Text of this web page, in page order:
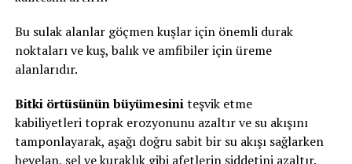
Bu sulak alanlar göçmen kuşlar için önemli durak
noktaları ve kuş, balık ve amfibiler için üreme
alanlarıdır.
Bitki örtüsünün büyümesiniteşvik etme
kabiliyetleri toprak erozyonunu azaltır ve su akışını
tamponlayarak, aşağı doğru sabit bir su akışı sağlarken
heyelan, sel ve kuraklık gibi afetlerin şiddetini azaltır.